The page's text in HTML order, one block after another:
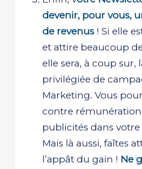
devenir, pour vous,
de revenus ! Si elle
et attire beaucoup
elle sera, à coup sur,
privilégiée de
Marketing. Vous
contre
publicités dans votre
Mais là aussi, faîtes
l’appât du gain ! Ne